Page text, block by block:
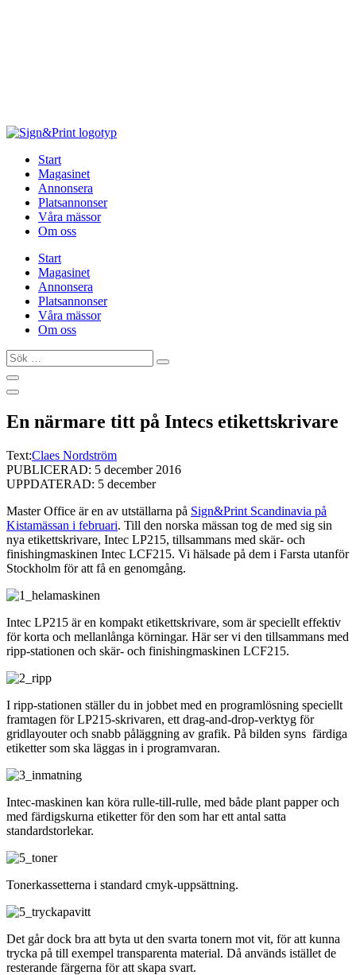
Start
Magasinet
Annonsera
Platsannonser
Våra mässor
Om oss
Start
Magasinet
Annonsera
Platsannonser
Våra mässor
Om oss
Sök
…
En närmare titt på Intecs etikettskrivare
Text:Claes Nordström
PUBLICERAD: 5 december 2016
UPPDATERAD: 5 december
Master Office är en av utställarna på Sign&Print Scandinavia på
Kistamässan i februari. Till den norska mässan tog de med sig sin
nya etikettskrivare, Intec LP215, tillsammans med skär- och
finishingmaskinen Intec LCF215. Vi hälsade på dem i Farsta utanför
Stockholm för att få en genomgång.
Intec LP215 är en kompakt etikettskrivare, som är speciellt effektiv
för korta och mellanlånga körningar. Här ser vi den tillsammans med
ripp-stationen och skär- och finishingmaskinen LCF215.
I ripp-stationen ställer du in jobbet med en programlösning speciellt
framtagen för LP215-skrivaren, ett drag-and-drop-verktyg för
gridlayouter och snabb påläggning av grafik. På bilden syns färdiga
etiketter som ska läggas in i programvaran.
Intec-maskinen kan köra rulle-till-rulle, med både plant papper och
med färdigskurna etiketter för den som har ett antal satta
standardstorlekar.
Tonerkassetterna i standard cmyk-uppsättning.
Det går dock bra att byta ut den svarta tonern mot vit, för att kunna
trycka på till exempel transparenta material. Då används istället de
resterande färgerna för att skapa svart.